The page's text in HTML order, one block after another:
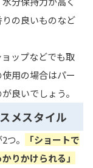
の良いものなど
ップなどでも取
用の場合はパー
良いでしょう。
メスタイル
。
「ショートで
りかけられる」